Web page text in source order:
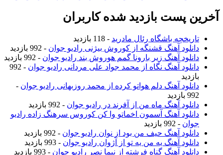
آخرین پست بازدید شده کاربران
تاریخچه باشگاه رئال مادرید - 118 بازدید
دانلود آهنگ قشنگه از کوروش بیژنی رادیو جوان - 992 بازدید
دانلود آهنگ زیر بارونا گمم هوروش بند رادیو جوان - 992 بازدید
دانلود آهنگ نگاه از محمد جواد علی مردانی رادیو جوان
- 992
بازدید
دانلود آهنگ دلم هواتو کرده از محمد روزبهانی رادیو جوان -
992 بازدید
دانلود آهنگ ماه من از آفرند در رادیو جوان - 992 بازدید
دانلود آهنگ آسمون اخماتو وا کن کوروس سرهنگ زاده رادیو
جوان - 992 بازدید
دانلود آهنگ حیف من بود از نوان رادیو جوان - 992 بازدید
دانلود آهنگ یه من یه تو از آژوان رادیو جوان - 993 بازدید
دانلود آهنگ گناه فرشته از نیما نصر رادیو جوان - 993 بازدید